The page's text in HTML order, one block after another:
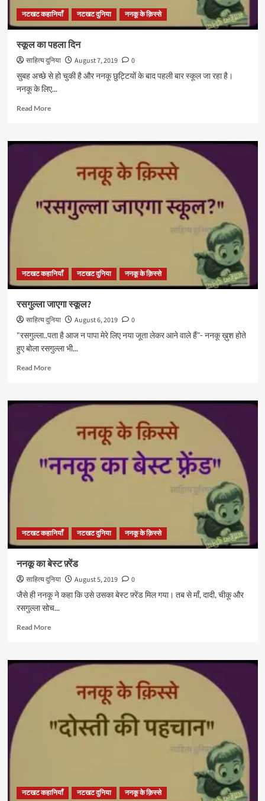
नटखट कहानियाँ नटखट दुनिया ननकू के क़िस्से
स्कूल का पहला दिन
साहित्य दुनिया August 7, 2019
0
सुबह अच्छे से हो चुकी है और ननकू छुट्टियों के बाद पहली बार स्कूल जा रहा है।
ननकू के लिए...
Read MoreRead
स्कूल
पहला
नटखट कहानियाँ नटखट दुनिया ननकू के क़िस्से
रसगुल्ला जाएगा स्कूल?
साहित्य दुनिया August 6, 2019
0
"रसगुल्ला..पता है आज न पापा मेरे लिए नया जूता लेकर आने वाले हैं"- ननकू ख़ुश होते
हुए बोला रसगुल्ला भी...
Read MoreRead
रसगुल्ला
जाएगा
स्कूल?
नटखट कहानियाँ नटखट दुनिया ननकू के क़िस्से
ननकू का बेस्ट फ़्रेंड
साहित्य दुनिया August 5, 2019
0
जैसे ही ननकू ने कहा कि उसे उसका बेस्ट फ़्रेंड मिल गया। तब से माँ, दादी, चीकू और
रसगुल्ला सोच...
Read MoreRead
ननकू
बेस्ट
नटखट कहानियाँ नटखट दुनिया ननकू के क़िस्से